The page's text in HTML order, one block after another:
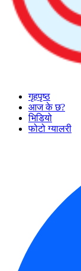
गृहपृष्ठ
आज के छ?
भिडियो
फोटो ग्यालरी